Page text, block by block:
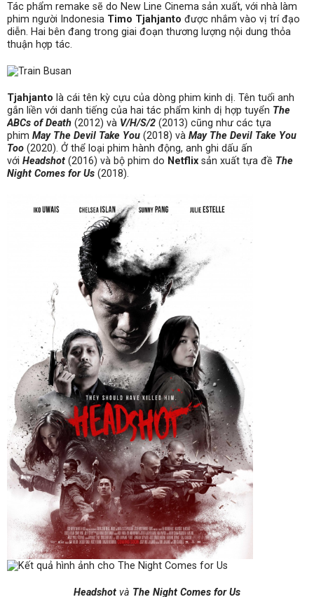
Tác phẩm remake sẽ do New Line Cinema sản xuất, với nhà làm
phim người Indonesia Timo Tjahjanto được nhắm vào vị trí đạo
diễn. Hai bên đang trong giai đoạn thương lượng nội dung thỏa
thuận hợp tác.
Tjahjanto là cái tên kỳ cựu của dòng phim kinh dị. Tên tuổi anh
gắn liền với danh tiếng của hai tác phẩm kinh dị hợp tuyển The
ABCs of Death (2012) và V/H/S/2 (2013) cũng như các tựa
phim May The Devil Take You (2018) và May The Devil Take You
Too (2020). Ở thể loại phim hành động, anh ghi dấu ấn
với Headshot (2016) và bộ phim do Netflix sản xuất tựa đề The
Night Comes for Us (2018).
Headshot và The Night Comes for Us